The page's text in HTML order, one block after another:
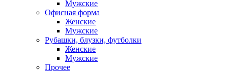
Мужские
Офисная форма
Женские
Мужские
Рубашки, блузки, футболки
Женские
Мужские
Прочее